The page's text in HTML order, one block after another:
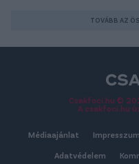
TOVÁBB AZ
Csakfoci.hu ©
A csakfoci.hu
Médiaajánlat Impresszum
Adatvédelem